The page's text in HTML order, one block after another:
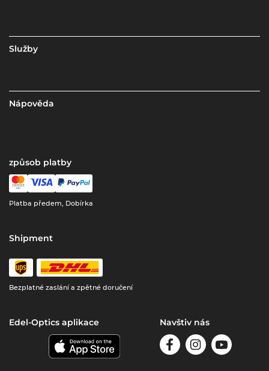
Služby
Nápověda
způsob platby
Platba předem, Dobírka
Shipment
Bezplatné zaslání a zpětné doručení
Edel-Optics aplikace Navštiv nás